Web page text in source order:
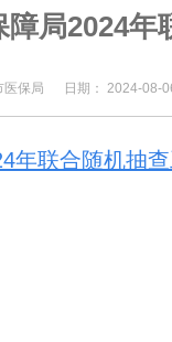
局2024年
医保局 日期： 2024-08-
年联合随机抽